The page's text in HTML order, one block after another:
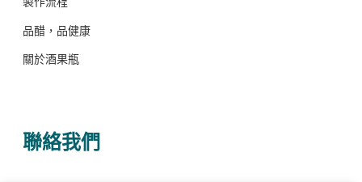
品醋，品健康
關於酒果瓶
聯絡我們